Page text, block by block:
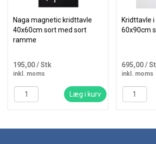
Naga magnetic kridttavle
40x60cm sort med sort
ramme
195,00/ Stk
inkl. moms
Læg i kurv
Kridttavle
60x90cm
695,00/
inkl. moms